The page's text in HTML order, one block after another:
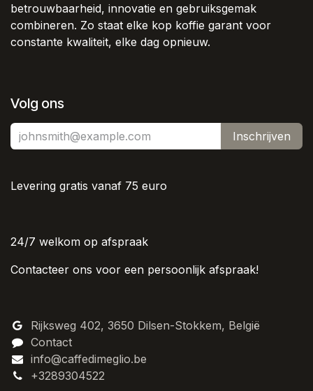
betrouwbaarheid, innovatie en gebruiksgemak
combineren. Zo staat elke kop koffie garant voor
constante kwaliteit, elke dag opnieuw.
Volg ons
Inschrijven
Levering gratis vanaf 75 euro
24/7 welkom op afspraak
Contacteer ons voor een persoonlijk afspraak!
Rijksweg 402, 3650 Dilsen-Stokkem, België
Contact
info@caffedimeglio.be
+3289304522